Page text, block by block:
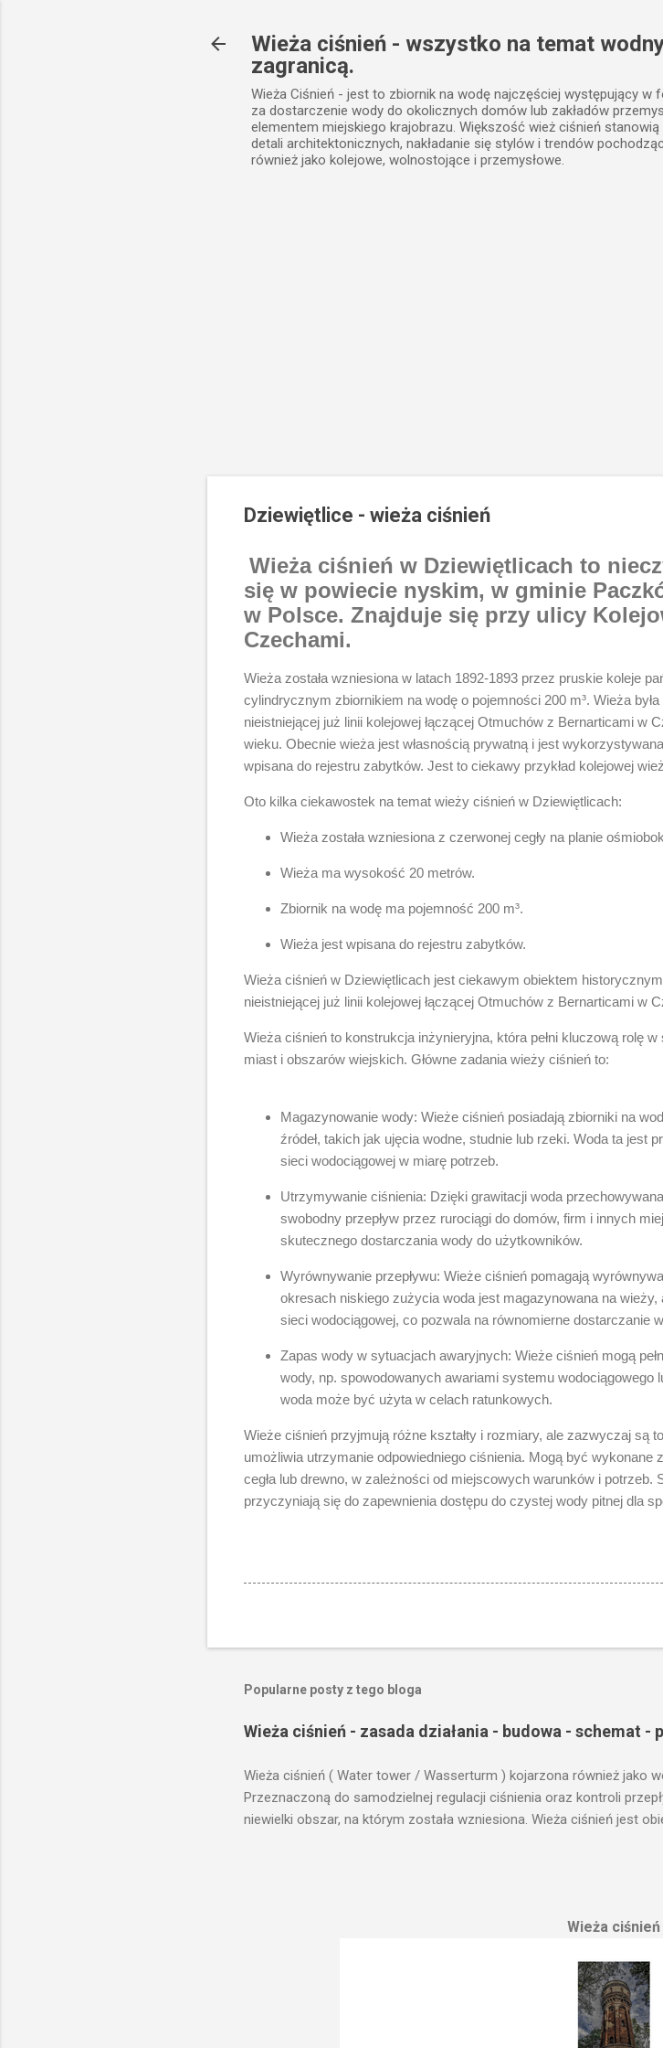
Wieża ciśnień - wszystko na temat
zagranicą.
Wieża Ciśnień - jest to zbiornik na wodę najczęściej występujący w
za dostarczenie wody do okolicznych domów lub zakładów
elementem miejskiego krajobrazu. Większość wież ciśnień
detali architektonicznych, nakładanie się stylów i trendów
również jako kolejowe, wolnostojące i przemysłowe.
Dziewiętlice - wieża ciśnień
Wieża ciśnień w Dziewiętlicach to
się w powiecie nyskim, w gminie
w Polsce. Znajduje się przy ulicy
Czechami.
Wieża została wzniesiona w latach 1892-1893 przez pruskie koleje
cylindrycznym zbiornikiem na wodę o pojemności 200 m³. Wieża
nieistniejącej już linii kolejowej łączącej Otmuchów z Bernarticami w
wieku. Obecnie wieża jest własnością prywatną i jest
wpisana do rejestru zabytków. Jest to ciekawy przykład kolejowej
Oto kilka ciekawostek na temat wieży ciśnień w Dziewiętlicach:
Wieża została wzniesiona z czerwonej cegły na planie
Wieża ma wysokość 20 metrów.
Zbiornik na wodę ma pojemność 200 m³.
Wieża jest wpisana do rejestru zabytków.
Wieża ciśnień w Dziewiętlicach jest ciekawym obiektem
nieistniejącej już linii kolejowej łączącej Otmuchów z Bernarticami w
Wieża ciśnień to konstrukcja inżynieryjna, która pełni kluczową rolę
miast i obszarów wiejskich. Główne zadania wieży ciśnień to:
Magazynowanie wody: Wieże ciśnień posiadają zbiorniki na
źródeł, takich jak ujęcia wodne, studnie lub rzeki. Woda ta jest
sieci wodociągowej w miarę potrzeb.
Utrzymywanie ciśnienia: Dzięki grawitacji woda
swobodny przepływ przez rurociągi do domów, firm i innych
skutecznego dostarczania wody do użytkowników.
Wyrównywanie przepływu: Wieże ciśnień pomagają
okresach niskiego zużycia woda jest magazynowana na
sieci wodociągowej, co pozwala na równomierne dostarczanie
Zapas wody w sytuacjach awaryjnych: Wieże ciśnień mogą
wody, np. spowodowanych awariami systemu wodociągowego
woda może być użyta w celach ratunkowych.
Wieże ciśnień przyjmują różne kształty i rozmiary, ale zazwyczaj są
umożliwia utrzymanie odpowiedniego ciśnienia. Mogą być wykonane
cegła lub drewno, w zależności od miejscowych warunków i
przyczyniają się do zapewnienia dostępu do czystej wody pitnej dla
Popularne posty z tego bloga
Wieża ciśnień - zasada działania - budowa - schemat -
Wieża ciśnień ( Water tower / Wasserturm ) kojarzona również jako
Przeznaczoną do samodzielnej regulacji ciśnienia oraz kontroli
niewielki obszar, na którym została wzniesiona. Wieża ciśnień jest
zaplanowanej dla sektorów przemysłowych, miejskich oraz
musi zostać wybudowana na najwyższym lokalnym wzniesieniu.
Wieża ciśnień